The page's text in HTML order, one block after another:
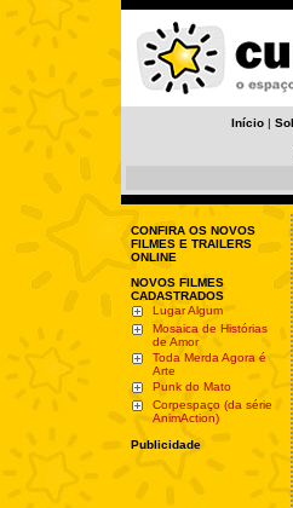
Início |
CONFIRA OS NOVOS
FILMES E TRAILERS
ONLINE
NOVOS FILMES
CADASTRADOS
Lugar Algum
Mosaica de Histórias
de Amor
Toda Merda Agora é
Arte
Punk do Mato
Corpespaço (da série
AnimAction)
Publicidade